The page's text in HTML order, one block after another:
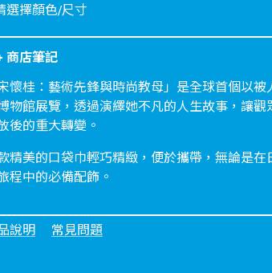
選擇顏色/尺寸
商店筆記
宋懷桂：藝術先鋒與時尚教母」是全球首個以
物館展覽，透過演繹她不凡的人生故事，讓
後的重大轉變。
精美的口袋巾輕巧精緻，便於攜帶，無論是
程中的必備配飾。
說明 常見問題